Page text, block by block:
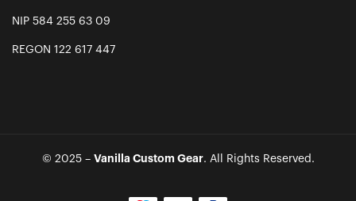
NIP 584 255 63 09
REGON 122 617 447
© 2025 – Vanilla Custom Gear. All Rights Reserved.